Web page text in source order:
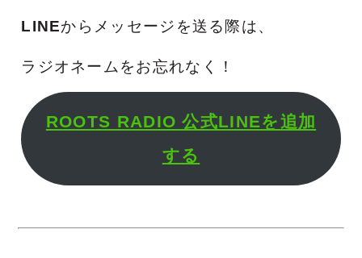
LINEからメッセージを送る際は、
ラジオネームをお忘れなく！
ROOTS RADIO 公式LINEを追加
する